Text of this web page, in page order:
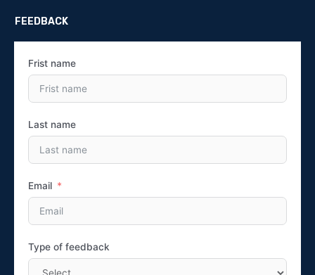
FEEDBACK
Frist name
Last name
Email
Type of feedback